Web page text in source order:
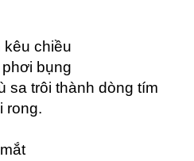
kêu chiều
bụng
sa trôi thành dòng tím
rong.